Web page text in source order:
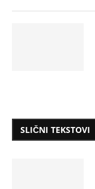
SLIČNI TEKSTOVI